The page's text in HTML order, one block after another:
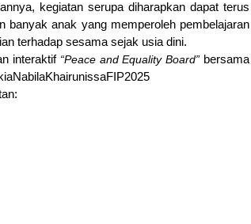
kegiatan serupa diharapkan dapat terus
banyak anak yang memperoleh pembelajaran
terhadap sesama sejak usia dini.
interaktif “Peace and Equality Board” bersama